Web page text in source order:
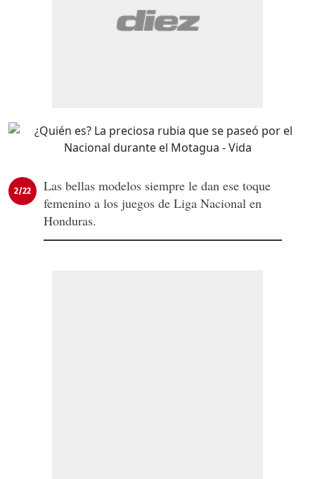
2/22
Las bellas modelos siempre le dan ese toque
femenino a los juegos de Liga Nacional en
Honduras.